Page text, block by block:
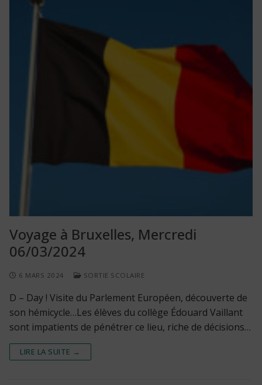
Voyage à Bruxelles, Mercredi
06/03/2024
6 MARS 2024 SORTIE SCOLAIRE
D – Day ! Visite du Parlement Européen, découverte de
son hémicycle…Les élèves du collège Édouard Vaillant
sont impatients de pénétrer ce lieu, riche de décisions…
LIRE LA SUITE →